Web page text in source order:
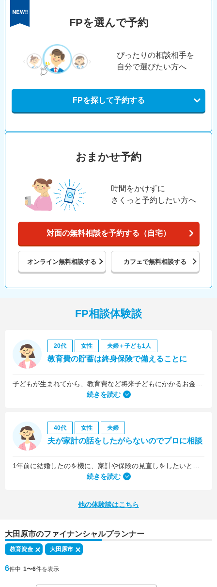
FPを選んで予約
ぴったりの相談相手を
自分で選びたい方へ
FPを探して予約する
おまかせ予約
時間をかけずに
さくっと予約したい方へ
対面の無料相談を予約する（自宅）
オンライン無料相談する カフェで無料相談する
FP相談体験談
20代 女性 夫婦＋子ども1人
教育費の貯蓄は終身保険で備えることに
続きを読む
40代 女性 夫婦
夫が家計の話をしたがらないのでプロに相談
続きを読む
他の体験談はこちら
大田原市のファイナンシャルプランナー
教育資金 大田原市
6件中 1〜6件を表示